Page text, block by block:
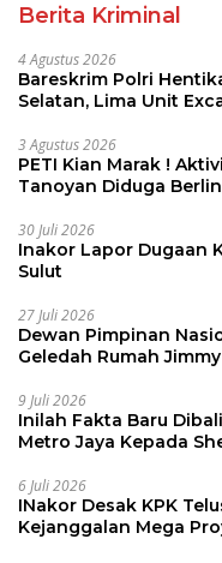
Berita Kriminal
4 Agustus 2026
Bareskrim Polri
Selatan, Lima Unit
3 Agustus 2026
PETI Kian Marak !
Tanoyan Diduga
30 Juli 2026
Inakor Lapor Dugaan
Sulut
27 Juli 2026
Dewan Pimpinan
Geledah Rumah
9 Juli 2026
Inilah Fakta Baru
Metro Jaya Kepada
6 Juli 2026
INakor Desak KPK
Kejanggalan Mega